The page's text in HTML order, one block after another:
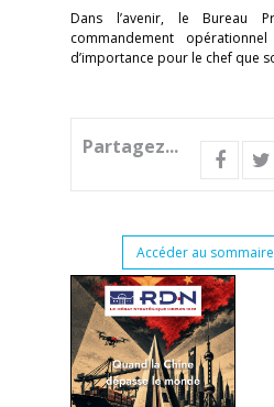
Dans l’avenir, le Bureau
commandement
d’importance pour le chef que
Partagez...
Accéder au